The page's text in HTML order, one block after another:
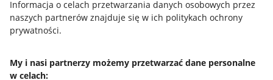
Informacja o celach przetwarzania danych osobowych przez
naszych partnerów znajduje się w ich politykach ochrony
prywatności.
My i nasi partnerzy możemy przetwarzać dane personalne
w celach:
Przydatne informacje
Jak to działa
Allegro Gadane dla sprzedających